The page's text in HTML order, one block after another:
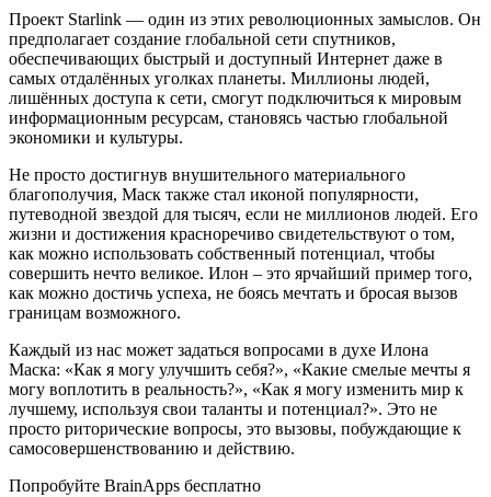
Проект Starlink — один из этих революционных замыслов. Он
предполагает создание глобальной сети спутников,
обеспечивающих быстрый и доступный Интернет даже в
самых отдалённых уголках планеты. Миллионы людей,
лишённых доступа к сети, смогут подключиться к мировым
информационным ресурсам, становясь частью глобальной
экономики и культуры.
Не просто достигнув внушительного материального
благополучия, Маск также стал иконой популярности,
путеводной звездой для тысяч, если не миллионов людей. Его
жизни и достижения красноречиво свидетельствуют о том,
как можно использовать собственный потенциал, чтобы
совершить нечто великое. Илон – это ярчайший пример того,
как можно достичь успеха, не боясь мечтать и бросая вызов
границам возможного.
Каждый из нас может задаться вопросами в духе Илона
Маска: «Как я могу улучшить себя?», «Какие смелые мечты я
могу воплотить в реальность?», «Как я могу изменить мир к
лучшему, используя свои таланты и потенциал?». Это не
просто риторические вопросы, это вызовы, побуждающие к
самосовершенствованию и действию.
Попробуйте BrainApps бесплатно